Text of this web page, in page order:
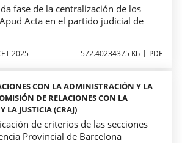
fase de la centralización de los
Acta en el partido judicial de
2025 572.40234375 Kb PDF
CON LA ADMINISTRACIÓN Y LA
DE RELACIONES CON LA
LA JUSTICIA (CRAJ)
de criterios de las secciones
Provincial de Barcelona